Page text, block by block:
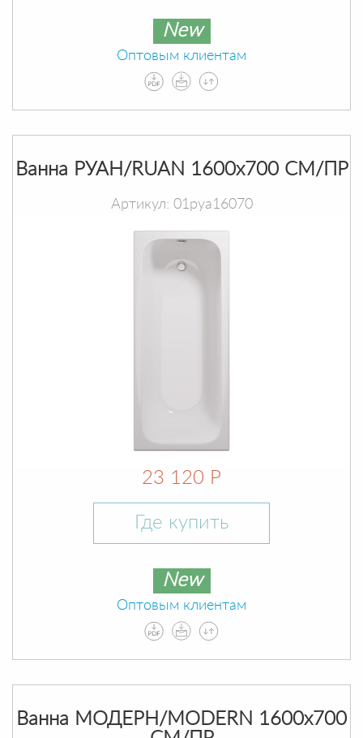
New
Оптовым клиентам
Ванна РУАН/RUAN 1600х700 СМ/ПР
Артикул: 01руа16070
23 120 Р
Где купить
New
Оптовым клиентам
Ванна МОДЕРН/MODERN 1600х700